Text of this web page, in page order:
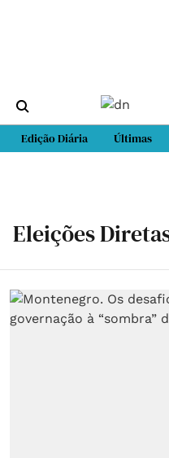
Edição Diária Últimas
Eleições